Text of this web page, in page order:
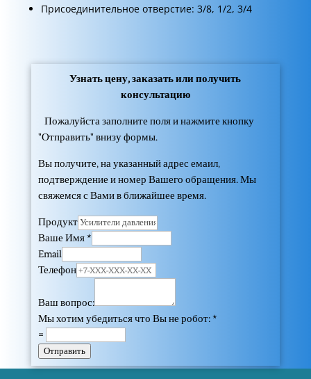
Присоединительное отверстие: 3/8, 1/2, 3/4
Узнать цену, заказать или получить
консультацию
Пожалуйста заполните поля и нажмите кнопку
"Отправить" внизу формы.
Вы получите, на указанный адрес емаил,
подтверждение и номер Вашего обращения. Мы
свяжемся с Вами в ближайшее время.
Продукт
Ваше Имя*
Email
Телефон
Ваш вопрос:
Мы хотим убедиться что Вы не робот:*
=
Отправить